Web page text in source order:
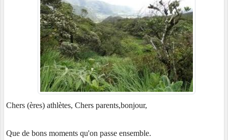
Chers (ères) athlètes, Chers parents,bonjour,
Que de bons moments qu'on passe ensemble.